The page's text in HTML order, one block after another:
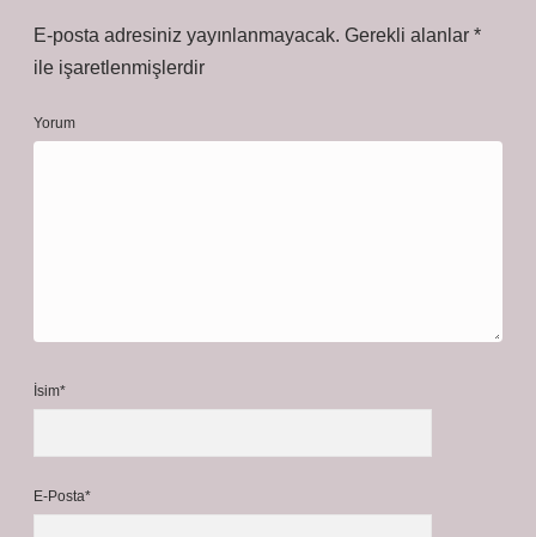
E-posta adresiniz yayınlanmayacak. Gerekli alanlar *
ile işaretlenmişlerdir
Yorum
İsim*
E-Posta*